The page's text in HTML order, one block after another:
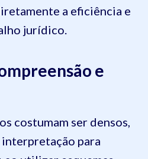
a eficiência e
jurídico.
e
costumam ser densos,
para